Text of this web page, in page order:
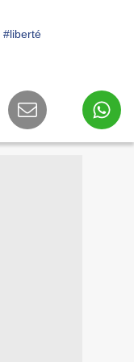
#liberté